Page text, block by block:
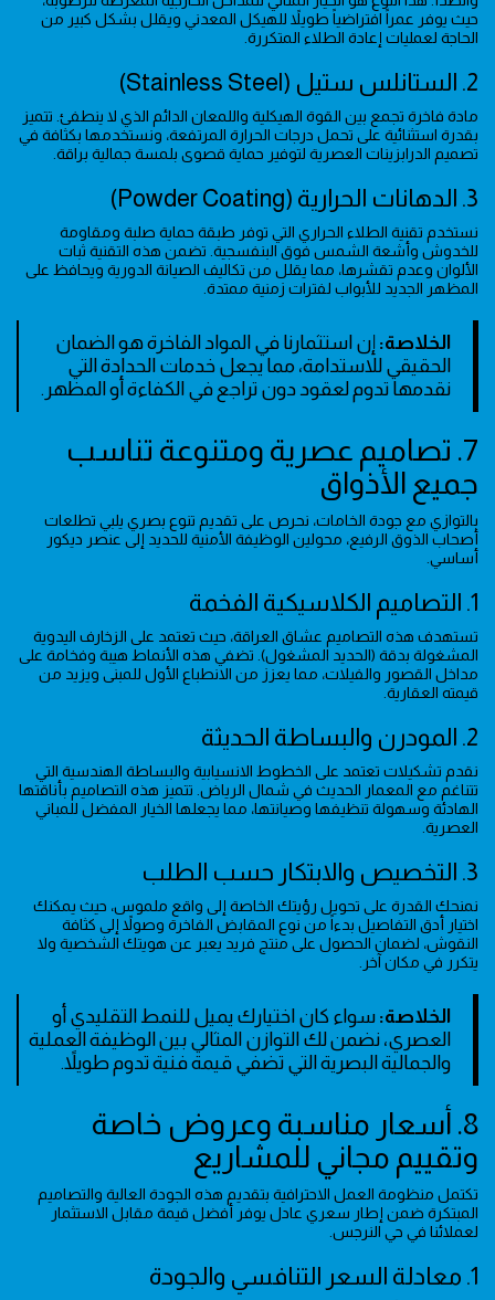
حيث يوفر عمراً افتراضياً طويلاً للهيكل المعدني ويقلل بشكل كبير من
الحاجة لعمليات إعادة الطلاء المتكررة.
2. الستانلس ستيل (Stainless Steel)
مادة فاخرة تجمع بين القوة الهيكلية واللمعان الدائم الذي لا ينطفئ. تتميز
بقدرة استثنائية على تحمل درجات الحرارة المرتفعة، ونستخدمها بكثافة في
تصميم الدرابزينات العصرية لتوفير حماية قصوى بلمسة جمالية براقة.
3. الدهانات الحرارية (Powder Coating)
نستخدم تقنية الطلاء الحراري التي توفر طبقة حماية صلبة ومقاومة
للخدوش وأشعة الشمس فوق البنفسجية. تضمن هذه التقنية ثبات
الألوان وعدم تقشرها، مما يقلل من تكاليف الصيانة الدورية ويحافظ على
المظهر الجديد للأبواب لفترات زمنية ممتدة.
الخلاصة: إن استثمارنا في المواد الفاخرة هو الضمان
الحقيقي للاستدامة، مما يجعل خدمات الحدادة التي
نقدمها تدوم لعقود دون تراجع في الكفاءة أو المظهر.
7. تصاميم عصرية ومتنوعة تناسب
جميع الأذواق
بالتوازي مع جودة الخامات، نحرص على تقديم تنوع بصري يلبي تطلعات
أصحاب الذوق الرفيع، محولين الوظيفة الأمنية للحديد إلى عنصر ديكور
أساسي.
1. التصاميم الكلاسيكية الفخمة
تستهدف هذه التصاميم عشاق العراقة، حيث تعتمد على الزخارف اليدوية
المشغولة بدقة (الحديد المشغول). تضفي هذه الأنماط هيبة وفخامة على
مداخل القصور والفيلات، مما يعزز من الانطباع الأول للمبنى ويزيد من
قيمته العقارية.
2. المودرن والبساطة الحديثة
نقدم تشكيلات تعتمد على الخطوط الانسيابية والبساطة الهندسية التي
تتناغم مع المعمار الحديث في شمال الرياض. تتميز هذه التصاميم بأناقتها
الهادئة وسهولة تنظيفها وصيانتها، مما يجعلها الخيار المفضل للمباني
العصرية.
3. التخصيص والابتكار حسب الطلب
نمنحك القدرة على تحويل رؤيتك الخاصة إلى واقع ملموس، حيث يمكنك
اختيار أدق التفاصيل بدءاً من نوع المقابض الفاخرة وصولاً إلى كثافة
النقوش، لضمان الحصول على منتج فريد يعبر عن هويتك الشخصية ولا
يتكرر في مكان آخر.
الخلاصة: سواء كان اختيارك يميل للنمط التقليدي أو
العصري، نضمن لك التوازن المثالي بين الوظيفة العملية
والجمالية البصرية التي تضفي قيمة فنية تدوم طويلاً.
8. أسعار مناسبة وعروض خاصة
وتقييم مجاني للمشاريع
تكتمل منظومة العمل الاحترافية بتقديم هذه الجودة العالية والتصاميم
المبتكرة ضمن إطار سعري عادل يوفر أفضل قيمة مقابل الاستثمار
لعملائنا في حي النرجس.
1. معادلة السعر التنافسي والجودة